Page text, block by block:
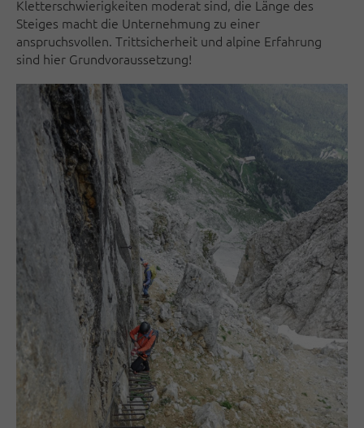
Kletterschwierigkeiten moderat sind, die Länge des
Steiges macht die Unternehmung zu einer
anspruchsvollen. Trittsicherheit und alpine Erfahrung
sind hier Grundvoraussetzung!